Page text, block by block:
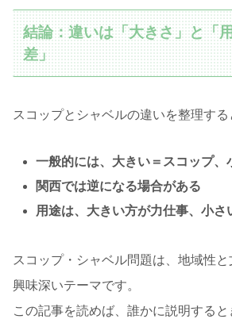
結論：違いは「大きさ」と「
差」
スコップとシャベルの違いを整理する
一般的には、大きい＝スコップ、
関西では逆になる場合がある
用途は、大きい方が力仕事、小さ
スコップ・シャベル問題は、地域性
興味深いテーマです。
この記事を読めば、誰かに説明する